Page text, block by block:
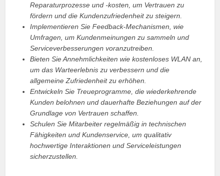
Reparaturprozesse und -kosten, um Vertrauen zu
fördern und die Kundenzufriedenheit zu steigern.
Implementieren Sie Feedback-Mechanismen, wie
Umfragen, um Kundenmeinungen zu sammeln und
Serviceverbesserungen voranzutreiben.
Bieten Sie Annehmlichkeiten wie kostenloses WLAN an,
um das Warteerlebnis zu verbessern und die
allgemeine Zufriedenheit zu erhöhen.
Entwickeln Sie Treueprogramme, die wiederkehrende
Kunden belohnen und dauerhafte Beziehungen auf der
Grundlage von Vertrauen schaffen.
Schulen Sie Mitarbeiter regelmäßig in technischen
Fähigkeiten und Kundenservice, um qualitativ
hochwertige Interaktionen und Serviceleistungen
sicherzustellen.